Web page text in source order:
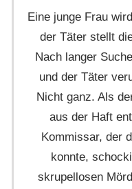
Eine junge Frau
der Täter stellt
Nach langer
und der Täter
Nicht ganz. Als
aus der Haft
Kommissar, der
konnte,
skrupellosen